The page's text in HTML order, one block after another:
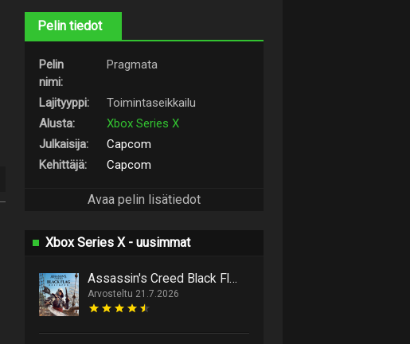
Pelin tiedot
Pelin
nimi:
Pragmata
Lajityyppi:
Toimintaseikkailu
Alusta:
Xbox Series X
Julkaisija:
Capcom
Kehittäjä:
Capcom
Avaa pelin lisätiedot
Xbox Series X - uusimmat
Assassin's Creed Black Flag Resynced marssittaa epäilijät lankulta
Arvosteltu 21.7.2026